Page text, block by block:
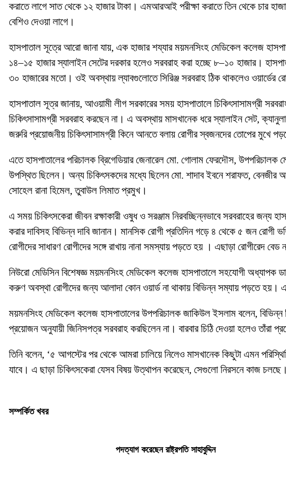
করাতে লাগে সাত থেকে ১২ হাজার টাকা। এমআরআই পরীক্ষা করাতে তিন থেকে চার
বেশিও দেওয়া লাগে।
হাসপাতাল সূত্রে আরো জানা যায়, এক হাজার শয্যার ময়মনসিংহ মেডিকেল কলেজ
১৪–১৫ হাজার স্যালাইন সেটের দরকার হলেও সরবরাহ করা হচ্ছে ৮–১০ হাজার।
৩০ হাজারের মতো। ওই অবস্থায় ল্যাবগুলোতে সিরিঞ্জ সরবরাহ ঠিক থাকলেও ওয়ার্ডের
হাসপাতাল সূত্র জানায়, আওয়ামী লীগ সরকারের সময় হাসপাতালে চিকিৎসাসামগ্রী
চিকিৎসাসামগ্রী সরবরাহ করছেন না। এ অবস্থায় মাসখানেক ধরে স্যালাইন সেট,
জরুরি প্রয়োজনীয় চিকিৎসাসামগ্রী কিনে আনতে বলায় রোগীর স্বজনদের তোপের মুখে
এতে হাসপাতালের পরিচালক ব্রিগেডিয়ার জেনারেল মো. গোলাম ফেরদৌস, উপপরিচালক
উপস্থিত ছিলেন। অন্য চিকিৎসকদের মধ্যে ছিলেন মো. শাদাব ইবনে শরাফত, বেনজীর
সোহেল রানা হিমেল, তুবাউল লিমাত প্রমুখ।
এ সময় চিকিৎসকেরা জীবন রক্ষাকারী ওষুধ ও সরঞ্জাম নিরবচ্ছিন্নভাবে সরবরাহের জন্য
করার দাবিসহ বিভিন্ন দাবি জানান। মানসিক রোগী প্রতিদিন গড়ে ৪ থেকে ৫ জন
রোগীদের সাধারণ রোগীদের সঙ্গে রাখায় নানা সমস্যায় পড়তে হয় । এছাড়া রোগীরেদ বেড
নিউরো মেডিসিন বিশেষজ্ঞ ময়মনসিংহ মেডিকেল কলেজ হাসপাতালে সহযোগী অধ্যাপক
করুণ অবস্থা রোগীদের জন্য আলাদা কোন ওয়ার্ড না থাকায় বিভিন্ন সম্যায় পড়তে হয়।
ময়মনসিংহ মেডিকেল কলেজ হাসপাতালের উপপরিচালক জাকিউল ইসলাম বলেন, বিভিন্ন
প্রয়োজন অনুযায়ী জিনিসপত্র সরবরাহ করছিলেন না। বারবার চিঠি দেওয়া হলেও তাঁরা
তিনি বলেন, ‘৫ আগস্টের পর থেকে আমরা চালিয়ে নিলেও মাসখানেক কিছুটা এমন
যাবে। এ ছাড়া চিকিৎসকেরা যেসব বিষয় উত্থাপন করেছেন, সেগুলো নিরসনে কাজ
সম্পর্কিত খবর
পদত্যাগ করেছেন রাষ্ট্রপতি সাহাবুদ্দিন